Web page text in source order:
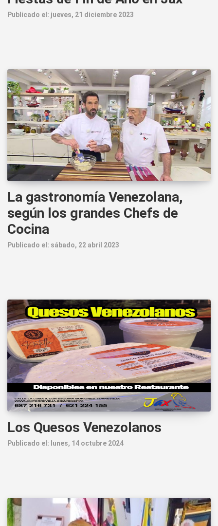
Publicado el: jueves, 21 diciembre 2023
La gastronomía Venezolana,
según los grandes Chefs de
Cocina
Publicado el: sábado, 22 abril 2023
Los Quesos Venezolanos
Publicado el: lunes, 14 octubre 2024